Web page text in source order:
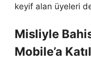
keyif alan üyeleri
Misliyle
Mobile’a